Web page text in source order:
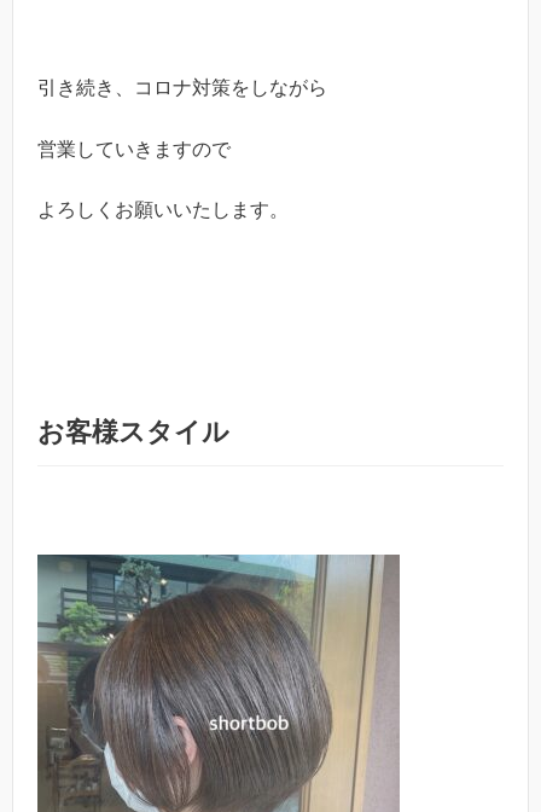
引き続き、コロナ対策をしながら
営業していきますので
よろしくお願いいたします。
お客様スタイル